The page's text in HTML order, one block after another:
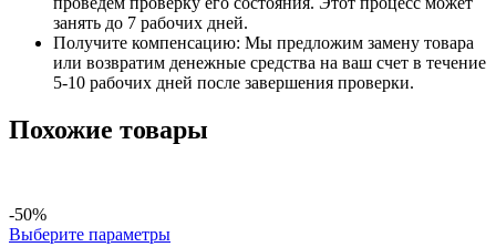
занять до 7 рабочих дней.
Получите компенсацию: Мы предложим замену товара
или возвратим денежные средства на ваш счет в течение
5-10 рабочих дней после завершения проверки.
Похожие товары
-50%
Выберите параметры